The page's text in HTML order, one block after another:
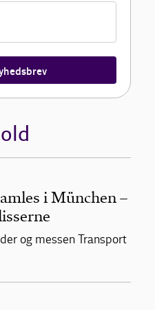
i München –
og messen Transport